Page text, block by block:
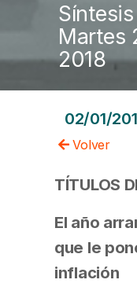
Martes
2018
02/01/
Volver
TÍTULOS
El año
que le
inflación